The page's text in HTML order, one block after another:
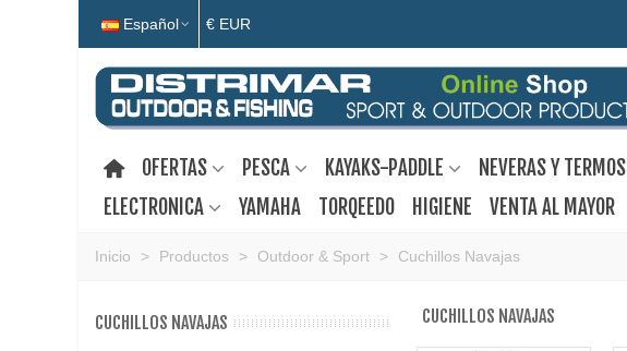
Español € EUR
OFERTAS PESCA KAYAKS-PADDLE NEVERAS Y TERMOS
ELECTRONICA
YAMAHA TORQEEDO HIGIENE VENTA AL MAYOR
Inicio > Productos > Outdoor & Sport > Cuchillos Navajas
CUCHILLOS NAVAJAS CUCHILLOS NAVAJAS